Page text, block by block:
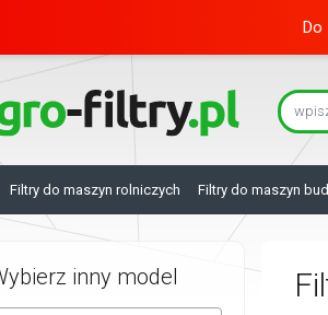
Do
Filtry do maszyn rolniczych Filtry do maszyn
inny model